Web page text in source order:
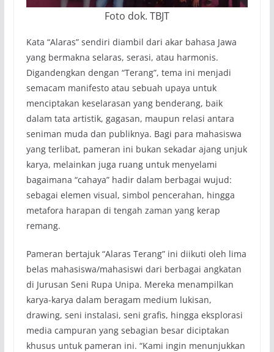
Foto dok. TBJT
Kata “Alaras” sendiri diambil dari akar bahasa Jawa
yang bermakna selaras, serasi, atau harmonis.
Digandengkan dengan “Terang”, tema ini menjadi
semacam manifesto atau sebuah upaya untuk
menciptakan keselarasan yang benderang, baik
dalam tata artistik, gagasan, maupun relasi antara
seniman muda dan publiknya. Bagi para mahasiswa
yang terlibat, pameran ini bukan sekadar ajang unjuk
karya, melainkan juga ruang untuk menyelami
bagaimana “cahaya” hadir dalam berbagai wujud:
sebagai elemen visual, simbol pencerahan, hingga
metafora harapan di tengah zaman yang kerap
remang.
Pameran bertajuk “Alaras Terang” ini diikuti oleh lima
belas mahasiswa/mahasiswi dari berbagai angkatan
di Jurusan Seni Rupa Unipa. Mereka menampilkan
karya-karya dalam beragam medium lukisan,
drawing, seni instalasi, seni grafis, hingga eksplorasi
media campuran yang sebagian besar diciptakan
khusus untuk pameran ini. “Kami ingin menunjukkan